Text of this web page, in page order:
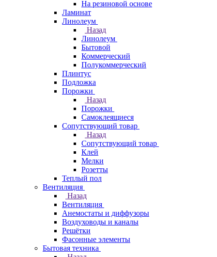
На резиновой основе
Ламинат
Линолеум
Назад
Линолеум
Бытовой
Коммерческий
Полукоммерческий
Плинтус
Подложка
Порожки
Назад
Порожки
Самоклеящиеся
Сопутствующий товар
Назад
Сопутствующий товар
Клей
Мелки
Розетты
Теплый пол
Вентиляция
Назад
Вентиляция
Анемостаты и диффузоры
Воздуховоды и каналы
Решётки
Фасонные элементы
Бытовая техника